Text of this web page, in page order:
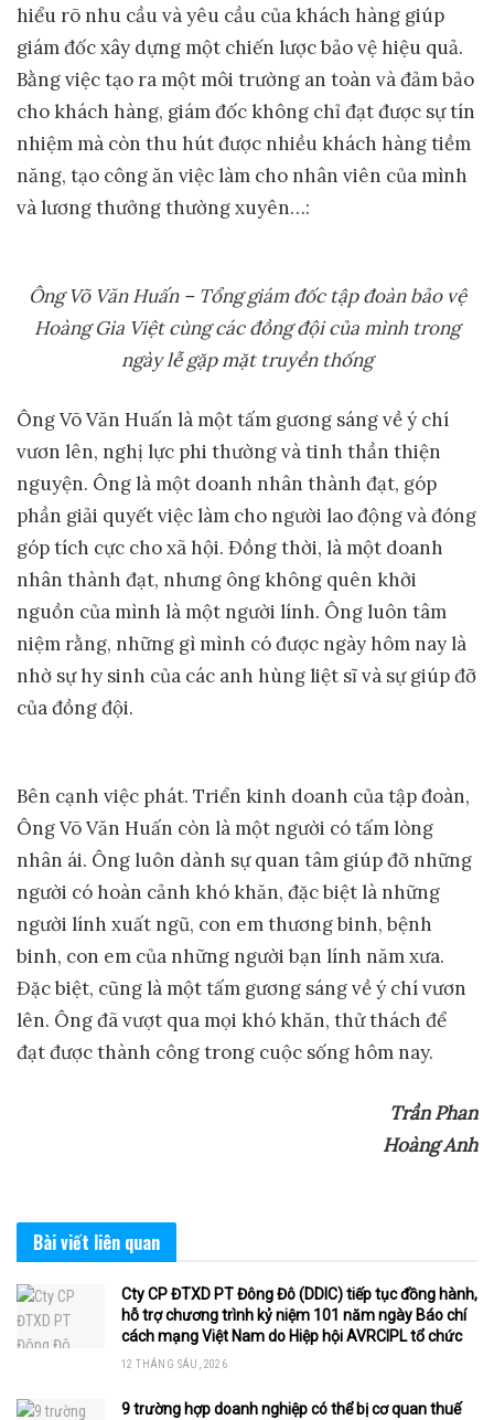
hiểu rõ nhu cầu và yêu cầu của khách hàng giúp
giám đốc xây dựng một chiến lược bảo vệ hiệu quả.
Bằng việc tạo ra một môi trường an toàn và đảm bảo
cho khách hàng, giám đốc không chỉ đạt được sự tín
nhiệm mà còn thu hút được nhiều khách hàng tiềm
năng, tạo công ăn việc làm cho nhân viên của mình
và lương thưởng thường xuyên…:
Ông Võ Văn Huấn – Tổng giám đốc tập đoàn bảo vệ
Hoàng Gia Việt cùng các đồng đội của mình trong
ngày lễ gặp mặt truyền thống
Ông Võ Văn Huấn là một tấm gương sáng về ý chí
vươn lên, nghị lực phi thường và tinh thần thiện
nguyện. Ông là một doanh nhân thành đạt, góp
phần giải quyết việc làm cho người lao động và đóng
góp tích cực cho xã hội. Đồng thời, là một doanh
nhân thành đạt, nhưng ông không quên khởi
nguồn của mình là một người lính. Ông luôn tâm
niệm rằng, những gì mình có được ngày hôm nay là
nhờ sự hy sinh của các anh hùng liệt sĩ và sự giúp đỡ
của đồng đội.
Bên cạnh việc phát. Triển kinh doanh của tập đoàn,
Ông Võ Văn Huấn còn là một người có tấm lòng
nhân ái. Ông luôn dành sự quan tâm giúp đỡ những
người có hoàn cảnh khó khăn, đặc biệt là những
người lính xuất ngũ, con em thương binh, bệnh
binh, con em của những người bạn lính năm xưa.
Đặc biệt, cũng là một tấm gương sáng về ý chí vươn
lên. Ông đã vượt qua mọi khó khăn, thử thách để
đạt được thành công trong cuộc sống hôm nay.
Trần Phan
Hoàng Anh
Bài viết liên quan
Cty CP ĐTXD PT Đông Đô (DDIC) tiếp tục đồng hành,
hỗ trợ chương trình kỷ niệm 101 năm ngày Báo chí
cách mạng Việt Nam do Hiệp hội AVRCIPL tổ chức
12 THÁNG SÁU, 2026
9 trường hợp doanh nghiệp có thể bị cơ quan thuế